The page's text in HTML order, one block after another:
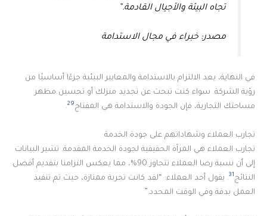
تجاه البيئة والأجيال القادمة.”
مصدر: خبراء في مجال الاستدامة
في النهاية، يعد الالتزام بالاستدامة والمعايير البيئية جزءًا أساسيًا من
رؤية الشركة. سواء كنت تبحث عن تجديد منزلك أو تحسين مظهر
مساحتك التجارية، فإن الجودة والاستدامة هي المفتاح29
.
تجارب العملاء وشهاداتهم على جودة الخدمة
تجارب العملاء هي المرآة الحقيقية لجودة الخدمة المقدمة. تشير البيانات
إلى أن نسبة رضا العملاء تتجاوز 90%، مما يعكس التزامنا بتقديم أفضل
النتائج31. يقول أحد العملاء: “لقد كانت تجربة ممتازة، حيث تم تنفيذ
العمل بدقة وفي الوقت المحدد.”